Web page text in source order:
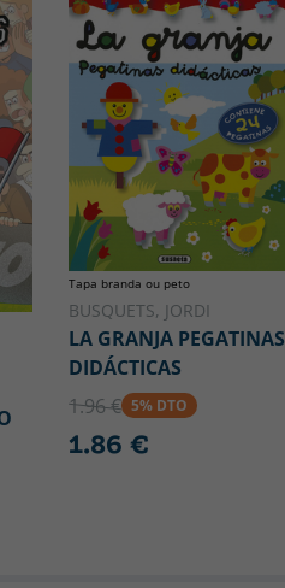
Tapa branda ou peto
BUSQUETS, JORDI
LA GRANJA PEGATINAS
DIDÁCTICAS
1.96 € 5% DTO
1.86 €